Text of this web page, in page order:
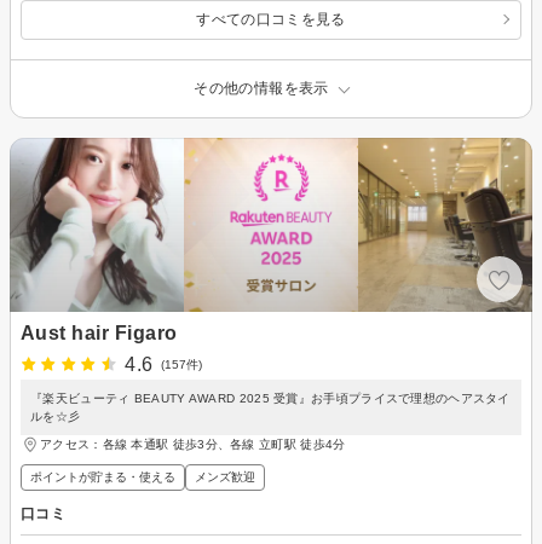
すべての口コミを見る
その他の情報を表示
Aust hair Figaro
4.6
(157件)
『楽天ビューティ BEAUTY AWARD 2025 受賞』お手頃プライスで理想のヘアスタイ
ルを☆彡
アクセス：各線 本通駅 徒歩3分、各線 立町駅 徒歩4分
ポイントが貯まる・使える メンズ歓迎
口コミ